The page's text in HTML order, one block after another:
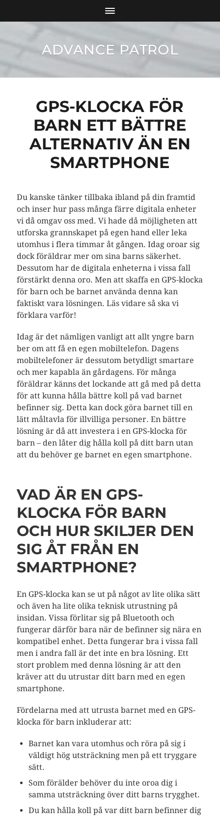
ADVANCE PATROL
GPS-KLOCKA FÖR
BARN ETT BÄTTRE
ALTERNATIV ÄN EN
SMARTPHONE
Du kanske tänker tillbaka ibland på din framtid
och inser hur pass många färre digitala enheter
vi då omgav oss med. Vi hade då möjligheten att
utforska grannskapet på egen hand eller leka
utomhus i flera timmar åt gången. Idag oroar sig
dock föräldrar mer om sina barns säkerhet.
Dessutom har de digitala enheterna i vissa fall
förstärkt denna oro. Men att skaffa en GPS-klocka
för barn och be barnet använda denna kan
faktiskt vara lösningen. Läs vidare så ska vi
förklara varför!
Idag är det nämligen vanligt att allt yngre barn
ber om att få en egen mobiltelefon. Dagens
mobiltelefoner är dessutom betydligt smartare
och mer kapabla än gårdagens. För många
föräldrar känns det lockande att gå med på detta
för att kunna hålla bättre koll på vad barnet
befinner sig. Detta kan dock göra barnet till en
lätt måltavla för illvilliga personer. En bättre
lösning är då att investera i en GPS-klocka för
barn – den låter dig hålla koll på ditt barn utan
att du behöver ge barnet en egen smartphone.
VAD ÄR EN GPS-
KLOCKA FÖR BARN
OCH HUR SKILJER DEN
SIG ÅT FRÅN EN
SMARTPHONE?
En GPS-klocka kan se ut på något av lite olika sätt
och även ha lite olika teknisk utrustning på
insidan. Vissa förlitar sig på Bluetooth och
fungerar därför bara när de befinner sig nära en
kompatibel enhet. Detta fungerar bra i vissa fall
men i andra fall är det inte en bra lösning. Ett
stort problem med denna lösning är att den
kräver att du utrustar ditt barn med en egen
smartphone.
Fördelarna med att utrusta barnet med en GPS-
klocka för barn inkluderar att:
Barnet kan vara utomhus och röra på sig i
väldigt hög utsträckning men på ett tryggare
sätt.
Som förälder behöver du inte oroa dig i
samma utsträckning över ditt barns trygghet.
Du kan hålla koll på var ditt barn befinner dig